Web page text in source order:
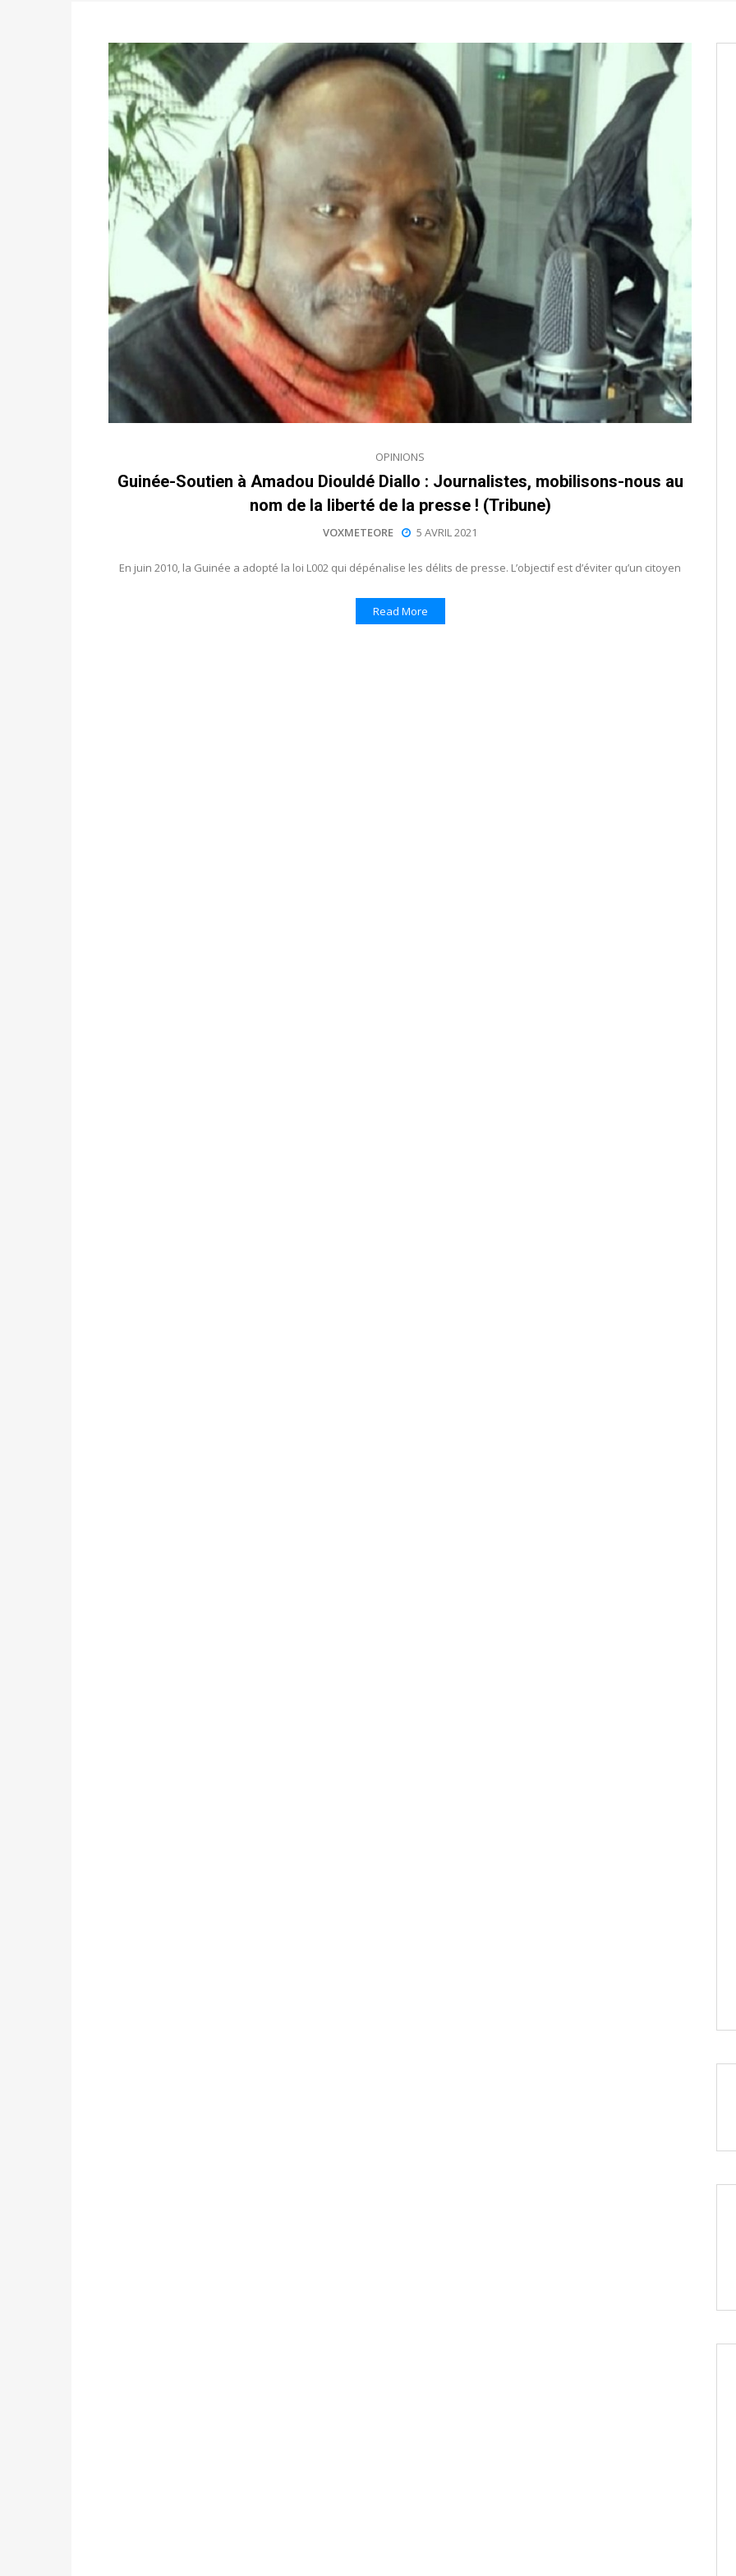
Politique-Double scrutin du 31 mai : retrait des cartes d’électeurs possible
du 16 au 31 mai 2026
Politique Délégués de bureaux de vote : vos informations à transmettre
avant le 16 mai 2026 à 16h
Politique - Proclamation des résultats globaux provisoires et des
statistiques des législatives et communales : ce 4 juin à 18h
Politique- Suite de la publication des résultats partiels des élections de mai
ce 03 juin à 14h
OPINIONS
Guinée-Soutien à Amadou Diouldé Diallo : Journalistes, mobilisons-nous au
nom de la liberté de la presse ! (Tribune)
VOXMETEORE 5 AVRIL 2021
En juin 2010, la Guinée a adopté la loi L002 qui dépénalise les délits de presse. L’objectif est d’éviter qu’un citoyen
Read More